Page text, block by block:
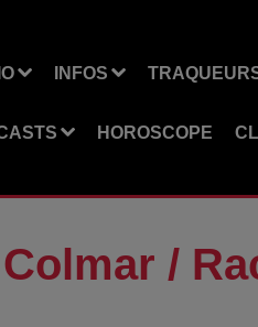
INFOS
HOROSCOPE
/